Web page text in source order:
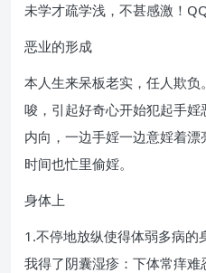
未学才疏学浅，不甚感激！
恶业的形成
本人生来呆板老实，任人欺
唆，引起好奇心开始犯起手
内向，一边手婬一边意婬着
时间也忙里偷婬。
身体上
1.不停地放纵使得体弱多病
我得了阴囊湿疹：下体常痒